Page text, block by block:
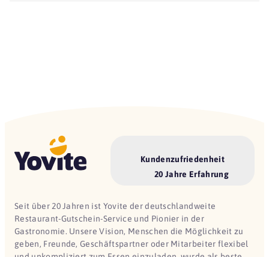
Kundenzufriedenheit
20 Jahre Erfahrung
Seit über 20 Jahren ist Yovite der deutschlandweite
Restaurant-Gutschein-Service und Pionier in der
Gastronomie. Unsere Vision, Menschen die Möglichkeit zu
geben, Freunde, Geschäftspartner oder Mitarbeiter flexibel